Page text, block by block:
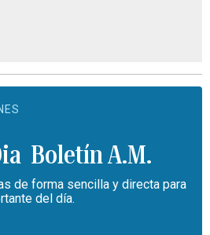
Boletín A.M.
de forma sencilla y directa para
del día.